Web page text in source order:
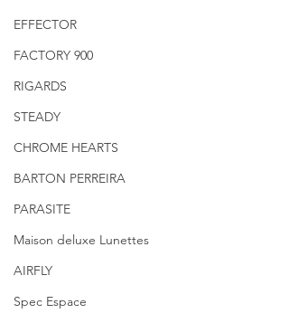
EFFECTOR
FACTORY 900
RIGARDS
STEADY
CHROME HEARTS
BARTON PERREIRA
PARASITE
Maison deluxe Lunettes
AIRFLY
Spec Espace